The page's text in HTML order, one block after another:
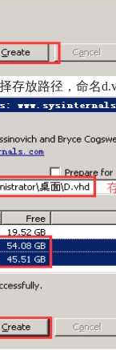
存放路径，命名